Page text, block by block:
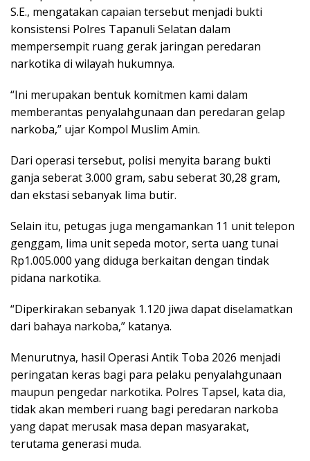
S.E., mengatakan capaian tersebut menjadi bukti
konsistensi Polres Tapanuli Selatan dalam
mempersempit ruang gerak jaringan peredaran
narkotika di wilayah hukumnya.
“Ini merupakan bentuk komitmen kami dalam
memberantas penyalahgunaan dan peredaran gelap
narkoba,” ujar Kompol Muslim Amin.
Dari operasi tersebut, polisi menyita barang bukti
ganja seberat 3.000 gram, sabu seberat 30,28 gram,
dan ekstasi sebanyak lima butir.
Selain itu, petugas juga mengamankan 11 unit telepon
genggam, lima unit sepeda motor, serta uang tunai
Rp1.005.000 yang diduga berkaitan dengan tindak
pidana narkotika.
“Diperkirakan sebanyak 1.120 jiwa dapat diselamatkan
dari bahaya narkoba,” katanya.
Menurutnya, hasil Operasi Antik Toba 2026 menjadi
peringatan keras bagi para pelaku penyalahgunaan
maupun pengedar narkotika. Polres Tapsel, kata dia,
tidak akan memberi ruang bagi peredaran narkoba
yang dapat merusak masa depan masyarakat,
terutama generasi muda.